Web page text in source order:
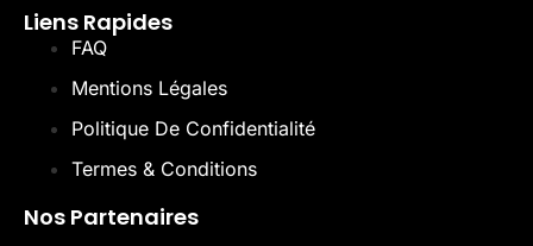
Liens Rapides
FAQ
Mentions Légales
Politique De Confidentialité
Termes & Conditions
Nos Partenaires